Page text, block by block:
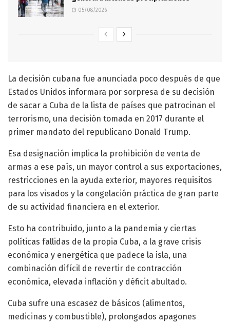
05/08/2026
La decisión cubana fue anunciada poco después de que
Estados Unidos informara por sorpresa de su decisión
de sacar a Cuba de la lista de países que patrocinan el
terrorismo, una decisión tomada en 2017 durante el
primer mandato del republicano Donald Trump.
Esa designación implica la prohibición de venta de
armas a ese país, un mayor control a sus exportaciones,
restricciones en la ayuda exterior, mayores requisitos
para los visados y la congelación práctica de gran parte
de su actividad financiera en el exterior.
Esto ha contribuido, junto a la pandemia y ciertas
políticas fallidas de la propia Cuba, a la grave crisis
económica y energética que padece la isla, una
combinación difícil de revertir de contracción
económica, elevada inflación y déficit abultado.
Cuba sufre una escasez de básicos (alimentos,
medicinas y combustible), prolongados apagones